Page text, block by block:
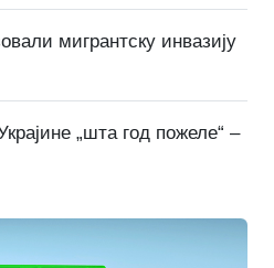
мигрантску инвазију
„шта год пожеле“ –